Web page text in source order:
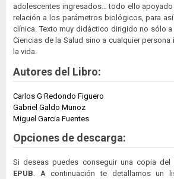
adolescentes ingresados… todo ello
relación a los parámetros biológicos, para
clínica. Texto muy didáctico dirigido no sólo
Ciencias de la Salud sino a cualquier
la vida.
Autores del Libro:
Carlos G Redondo Figuero
Gabriel Galdo Munoz
Miguel Garcia Fuentes
Opciones de descarga:
Si deseas puedes conseguir una copia
EPUB . A continuación te detallamos un